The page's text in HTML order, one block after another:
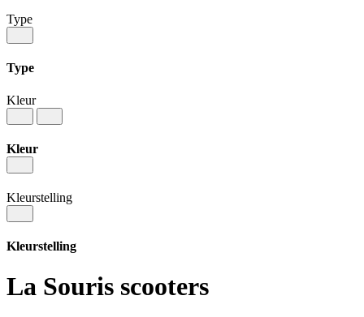
Type
Type
Kleur
Kleur
Kleurstelling
Kleurstelling
La Souris scooters